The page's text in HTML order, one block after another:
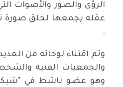
الرؤى والصور والأصوات
عقله يجمعها لخلق صورة
.
وتم اقتناء لوحاته من
والجمعيات الفنية
وهو عضو ناشط في "شبكة